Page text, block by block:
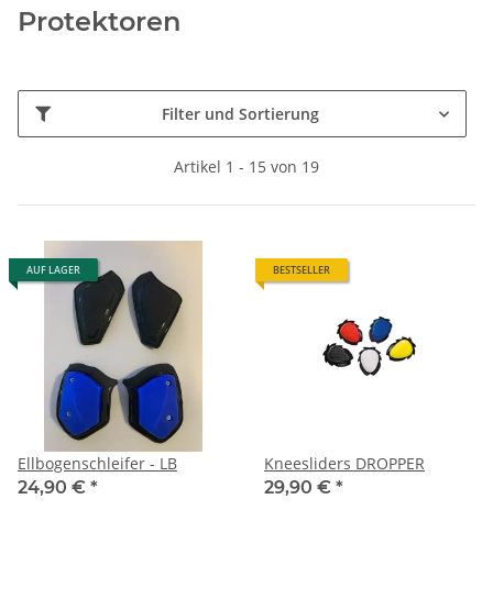
Protektoren
Filter und Sortierung
Artikel 1 - 15 von 19
AUF LAGER
Ellbogenschleifer - LB
24,90 € *
BESTSELLER
Kneesliders DROPPER
29,90 € *